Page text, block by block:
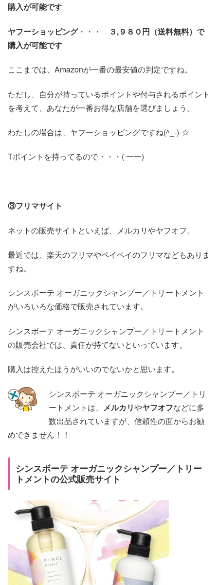
購入が可能です
ヤフーショッピング・・・ ３,９８０円 （送料無料）で
購入が可能です
ここまでは、Amazonが一番の最安値の判定ですね。
ただし、自分が持っているポイントや付与されるポイント
を考えて、あなたが一番お得な店舗を選びましょう。
わたしの場合は、ヤフーショッピングですね(^_-)-☆
Tポイントを持ってるので・・・( 一一)
③フリマサイト
ネットの販売サイトといえば、メルカリやヤフオフ。
最近では、楽天のフリマやペイペイのフリマなどもありま
すね。
シンスボーテ オーガニックシャンプー／トリートメント
がいろいろな価格で販売されています。
シンスボーテ オーガニックシャンプー／トリートメント
の販売会社では、責任が持てないといっています。
購入は控えたほうがいいのでないかと思います。
シンスボーテ オーガニックシャンプー／トリ
ートメントは、
メルカリやヤフオフなどに多
数出品されていますが、信頼性の面からお勧
めできません！！
シンスボーテ オーガニックシャンプー／トリー
トメントの公式販売サイト